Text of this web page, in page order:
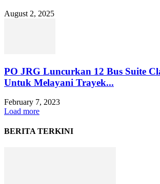
August 2, 2025
PO JRG Luncurkan 12 Bus Suite
Untuk Melayani Trayek...
February 7, 2023
Load more
BERITA TERKINI